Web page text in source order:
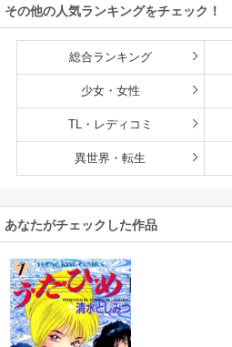
長して無双します
その他の人気ランキングをチェック！
総合ランキング
少女・女性
TL・レディコミ
異世界・転生
あなたがチェックした作品